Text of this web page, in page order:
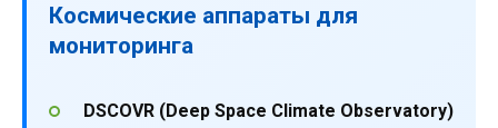
Космические аппараты для
мониторинга
DSCOVR (Deep Space Climate Observatory)